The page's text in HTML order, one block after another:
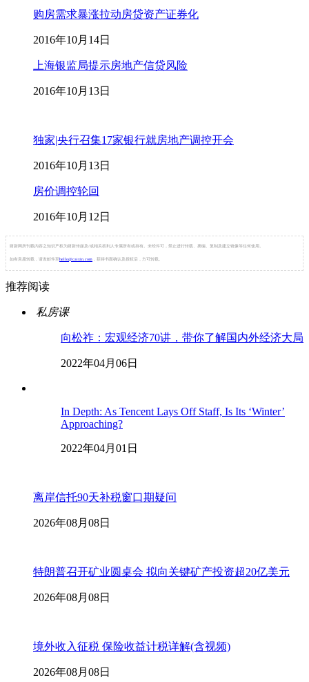
购房需求暴涨拉动房贷资产证券化
2016年10月14日
上海银监局提示房地产信贷风险
2016年10月13日
独家|央行召集17家银行就房地产调控开会
2016年10月13日
房价调控轮回
2016年10月12日
财新网所刊载内容之知识产权为财新传媒及/或相关权利人专属所有或持有。未经许可，禁止进行转载、摘编、复制及建立镜像等任何使用。
如有意愿转载，请发邮件至 hello@caixin.com ，获得书面确认及授权后，方可转载。
推荐阅读
私房课
向松祚：宏观经济70讲，带你了解国内外经济大局
2022年04月06日
In Depth: As Tencent Lays Off Staff, Is Its ‘Winter’
Approaching?
2022年04月01日
离岸信托90天补税窗口期疑问
2026年08月08日
特朗普召开矿业圆桌会 拟向关键矿产投资超20亿美元
2026年08月08日
境外收入征税 保险收益计税详解(含视频)
2026年08月08日